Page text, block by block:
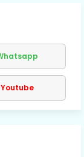
Youtube